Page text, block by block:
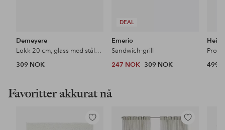
Demeyere
Lokk 20 cm, glass med stålknopp
309 NOK
DEAL
Emerio
Sandwich-grill
247 NOK 309 NOK
Heirol
Pro
499
Favoritter akkurat nå
Legg
Legg